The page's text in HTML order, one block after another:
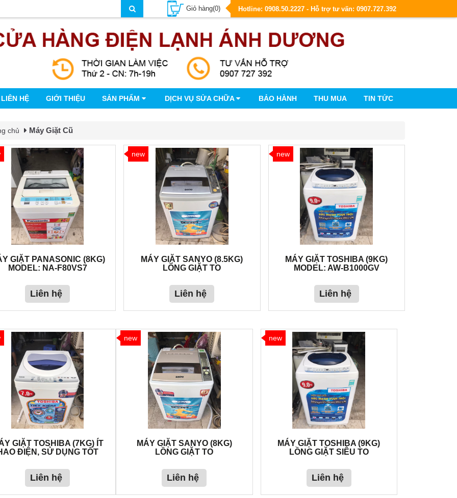
Giỏ hàng(0) Hotline: 0908.50.2227 - Hỗ trợ tư vấn: 0907.727.392
LIÊN HỆ GIỚI THIỆU SẢN PHẨM DỊCH VỤ SỬA CHỮA BẢO HÀNH THU MUA TIN TỨC
chủ Máy Giặt Cũ
GIẶT PANASONIC (8KG)
MODEL: NA-F80VS7
Liên hệ
new
MÁY GIẶT SANYO (8.5KG)
LỒNG GIẶT TO
Liên hệ
new
MÁY GIẶT TOSHIBA (9KG)
MODEL: AW-B1000GV
Liên hệ
GIẶT TOSHIBA (7KG) ÍT
ĐIỆN, SỬ DỤNG TỐT
Liên hệ
new
MÁY GIẶT SANYO (8KG)
LỒNG GIẶT TO
Liên hệ
new
MÁY GIẶT TOSHIBA (9KG)
LỒNG GIẶT SIÊU TO
Liên hệ